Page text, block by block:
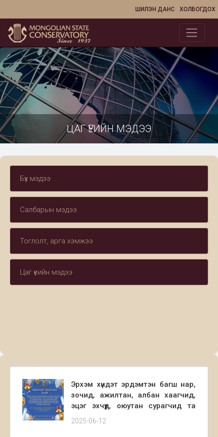
ХОЛБОГДОХ
ШИЛЭН ДАНС
ЦАГ ҮЕИЙН МЭДЭЭ
Бүх мэдээ
Салбарын мэдээ
Тоглолт, арга хэмжээ
Цаг үеийн мэдээ
Эрхэм хүндэт эрдэмтэн багш нар,
зочид, ажилтан, албан хаагчид,
эцэг эхчүүд, оюутан сурагчид та
бүхнийг Монгол улсын
2025-06-12